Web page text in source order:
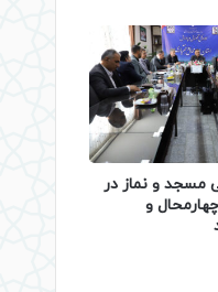
مسجد و نماز در
و